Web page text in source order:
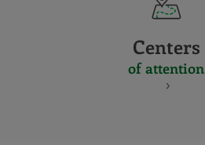
Centers
of attention